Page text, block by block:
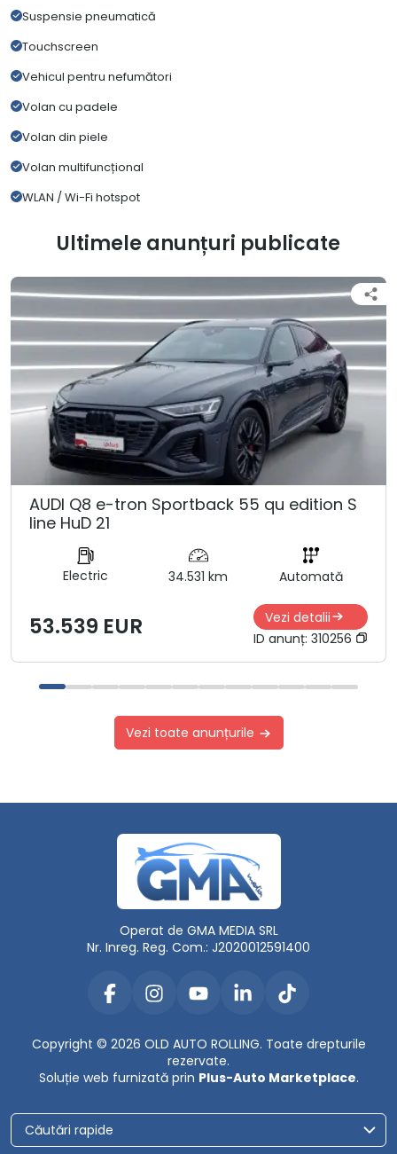
Suspensie pneumatică
Touchscreen
Vehicul pentru nefumători
Volan cu padele
Volan din piele
Volan multifuncțional
WLAN / Wi-Fi hotspot
Ultimele anunțuri publicate
AUDI Q8 e-tron Sportback 55 qu edition S
line HuD 21
Electric 34.531 km Automată
53.539 EUR
Vezi detalii
ID anunț: 310256
Vezi toate anunțurile
Operat de GMA MEDIA SRL
Nr. Inreg. Reg. Com.: J2020012591400
Copyright © 2026 OLD AUTO ROLLING. Toate drepturile
rezervate.
Soluție web furnizată prin Plus-Auto Marketplace.
Căutări rapide